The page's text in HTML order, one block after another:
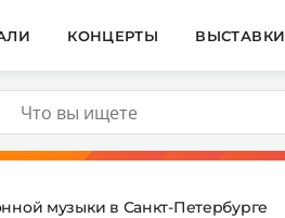
КОНЦЕРТЫ ВЫСТАВКИ
музыки в Санкт-Петербурге